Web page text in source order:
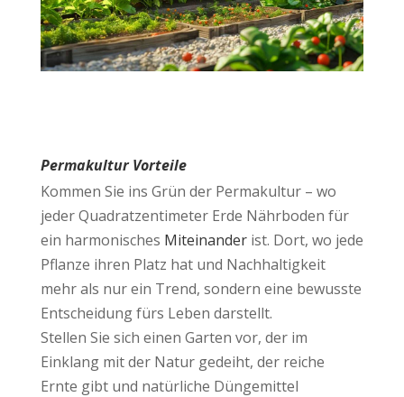
Permakultur Vorteile
Kommen Sie ins Grün der Permakultur – wo
jeder Quadratzentimeter Erde Nährboden für
ein harmonisches Miteinanderist. Dort, wo jede
Pflanze ihren Platz hat und Nachhaltigkeit
mehr als nur ein Trend, sondern eine bewusste
Entscheidung fürs Leben darstellt.
Stellen Sie sich einen Garten vor, der im
Einklangmit der Natur gedeiht, der reiche
Ernte gibt und natürliche Düngemittel